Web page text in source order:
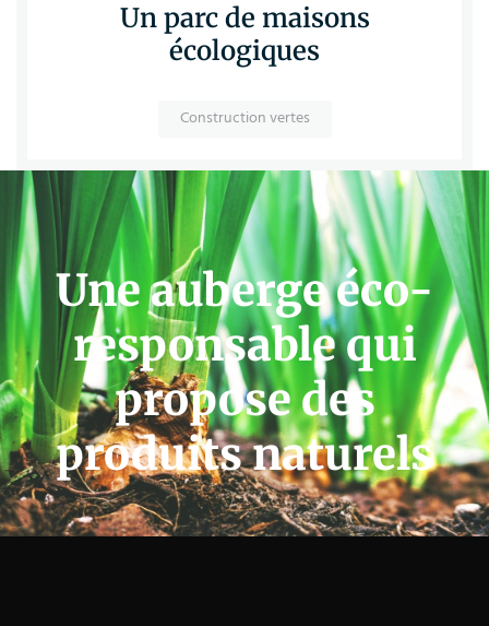
Un parc de maisons
écologiques
Construction vertes
Une auberge éco-
responsable qui
propose des
produits naturels